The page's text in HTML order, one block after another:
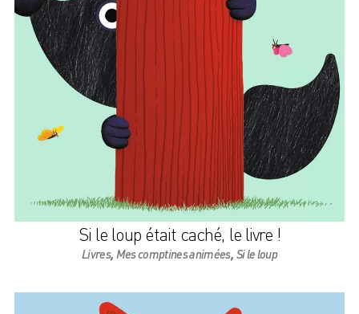
Si le loup était caché, le livre !
Livres, Mes comptines animées, Si le loup